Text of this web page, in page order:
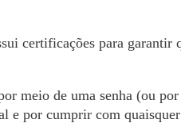
certificações para
meio de uma senha (ou
e por cumprir com